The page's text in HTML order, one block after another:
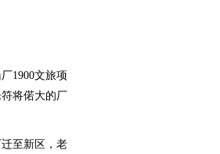
1900文旅项
将偌大的厂
至新区，老